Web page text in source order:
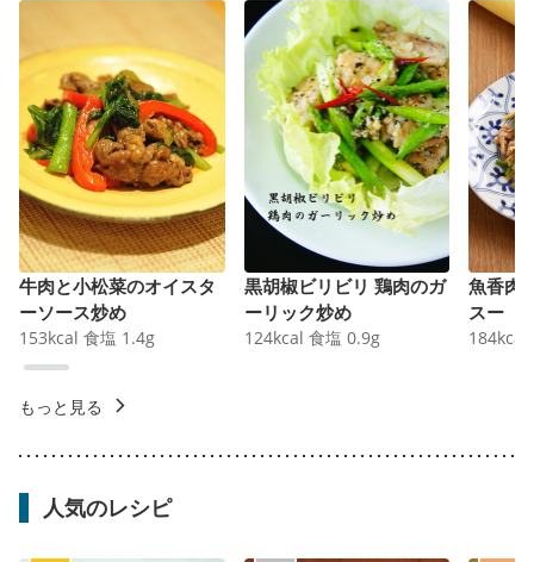
牛肉と小松菜のオイスタ
ーソース炒め
153kcal 食塩 1.4g
黒胡椒ビリビリ 鶏肉のガ
ーリック炒め
124kcal 食塩 0.9g
魚香肉
スー
184kcal
もっと見る
人気のレシピ